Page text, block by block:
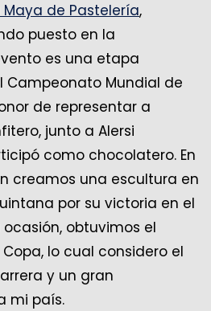
Maya de Pastelería,
puesto en la
es una etapa
Mundial de
de representar a
junto a Alersi
como chocolatero. En
creamos una escultura en
por su victoria en el
ocasión, obtuvimos el
lo cual considero el
y un gran
mi país.